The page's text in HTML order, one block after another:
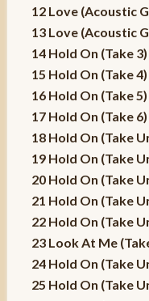
12 Love (Acoustic
13 Love (Acoustic
14 Hold On (Take 3)
15 Hold On (Take 4)
16 Hold On (Take 5)
17 Hold On (Take 6)
18 Hold On (Take
19 Hold On (Take
20 Hold On (Take
21 Hold On (Take
22 Hold On (Take
23 Look At Me
24 Hold On (Take
25 Hold On (Take